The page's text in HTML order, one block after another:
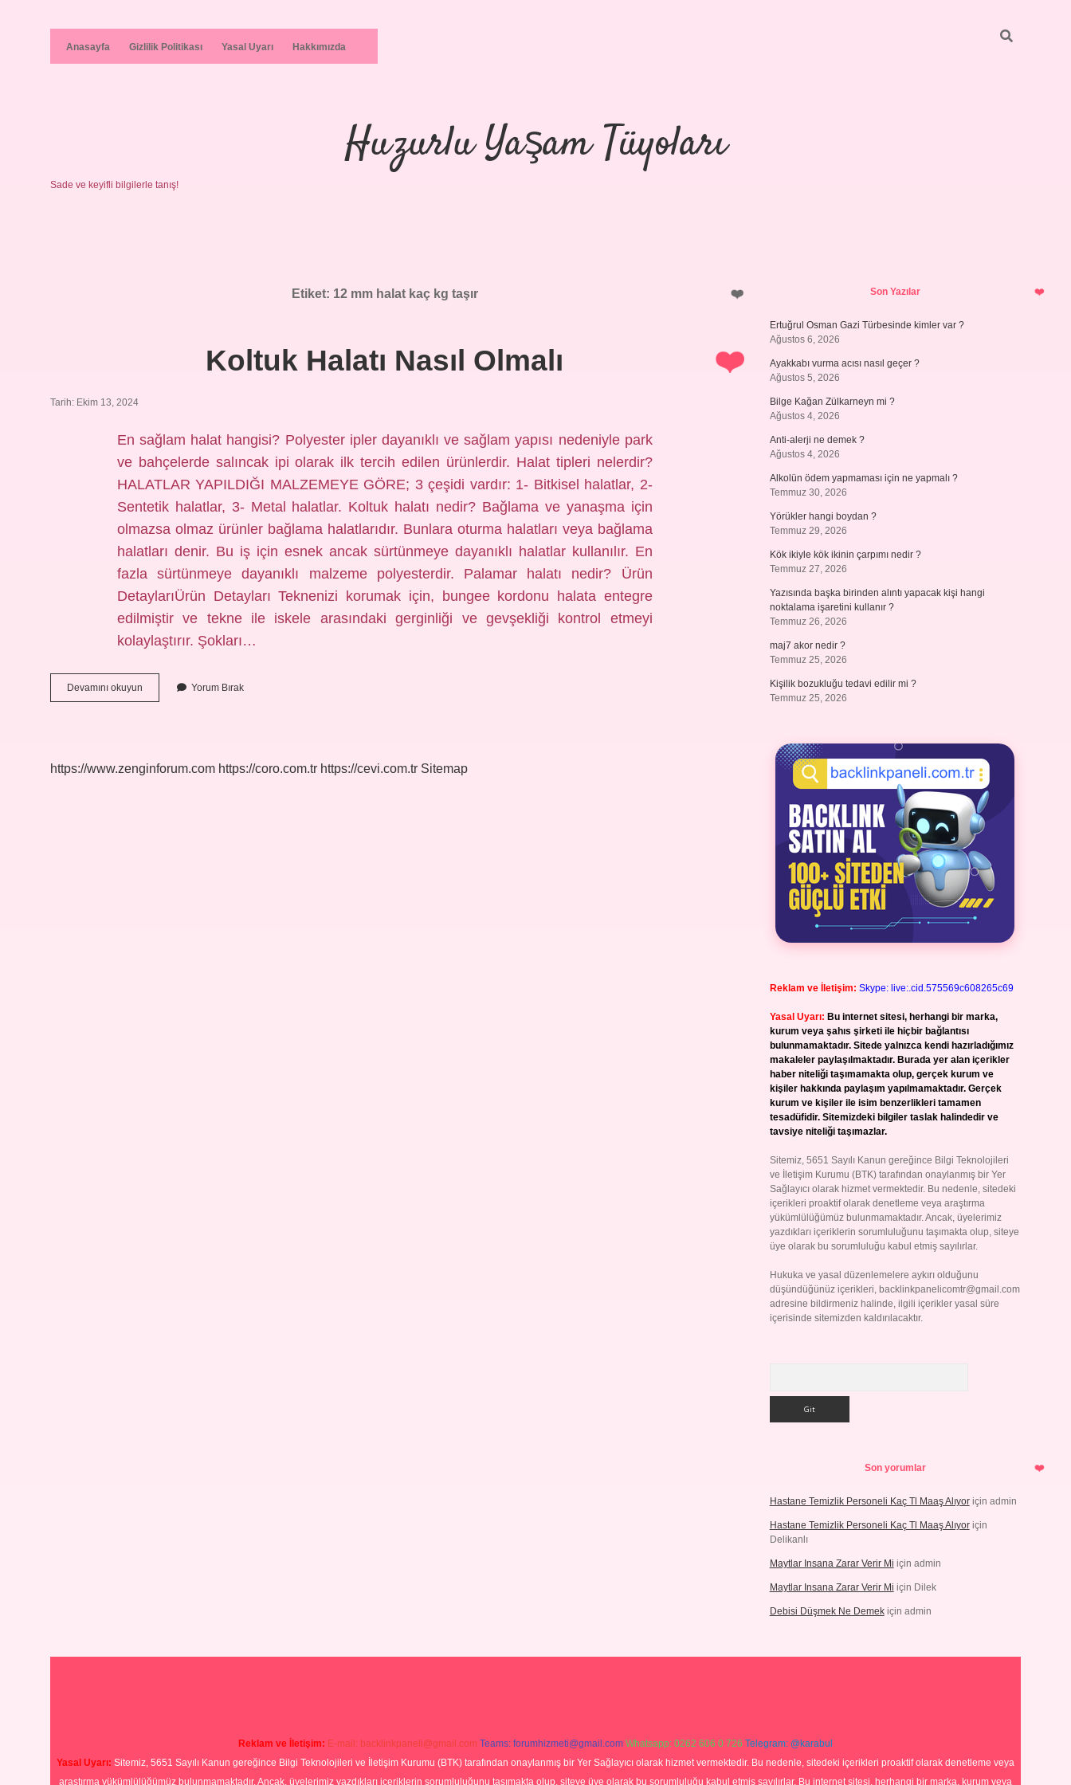
Anasayfa Gizlilik Politikası Yasal Uyarı Hakkımızda
Huzurlu Yaşam Tüyoları
Sade ve keyifli bilgilerle tanış!
Etiket: 12 mm halat kaç kg taşır
Koltuk Halatı Nasıl Olmalı
Tarih: Ekim 13, 2024
En sağlam halat hangisi? Polyester ipler dayanıklı ve sağlam yapısı nedeniyle park
ve bahçelerde salıncak ipi olarak ilk tercih edilen ürünlerdir. Halat tipleri nelerdir?
HALATLAR YAPILDIĞI MALZEMEYE GÖRE; 3 çeşidi vardır: 1- Bitkisel halatlar, 2-
Sentetik halatlar, 3- Metal halatlar. Koltuk halatı nedir? Bağlama ve yanaşma için
olmazsa olmaz ürünler bağlama halatlarıdır. Bunlara oturma halatları veya bağlama
halatları denir. Bu iş için esnek ancak sürtünmeye dayanıklı halatlar kullanılır. En
fazla sürtünmeye dayanıklı malzeme polyesterdir. Palamar halatı nedir? Ürün
DetaylarıÜrün Detayları Teknenizi korumak için, bungee kordonu halata entegre
edilmiştir ve tekne ile iskele arasındaki gerginliği ve gevşekliği kontrol etmeyi
kolaylaştırır. Şokları…
Devamını okuyun
Halatı
Yorum Bırak
https://www.zenginforum.com https://coro.com.tr https://cevi.com.tr Sitemap
SidebarSon Yazılar
Ertuğrul Osman Gazi Türbesinde kimler var ?
Ağustos 6, 2026
Ayakkabı vurma acısı nasıl geçer ?
Ağustos 5, 2026
Bilge Kağan Zülkarneyn mi ?
Ağustos 4, 2026
Anti-alerji ne demek ?
Ağustos 4, 2026
Alkolün ödem yapmaması için ne yapmalı ?
Temmuz 30, 2026
Yörükler hangi boydan ?
Temmuz 29, 2026
Kök ikiyle kök ikinin çarpımı nedir ?
Temmuz 27, 2026
Yazısında başka birinden alıntı yapacak kişi hangi
noktalama işaretini kullanır ?
Temmuz 26, 2026
maj7 akor nedir ?
Temmuz 25, 2026
Kişilik bozukluğu tedavi edilir mi ?
Temmuz 25, 2026
Reklam ve İletişim: Skype: live:.cid.575569c608265c69
Yasal Uyarı: Bu internet sitesi, herhangi bir marka,
kurum veya şahıs şirketi ile hiçbir bağlantısı
bulunmamaktadır. Sitede yalnızca kendi hazırladığımız
makaleler paylaşılmaktadır. Burada yer alan içerikler
haber niteliği taşımamakta olup, gerçek kurum ve
kişiler hakkında paylaşım yapılmamaktadır. Gerçek
kurum ve kişiler ile isim benzerlikleri tamamen
tesadüfidir. Sitemizdeki bilgiler taslak halindedir ve
tavsiye niteliği taşımazlar.
Sitemiz, 5651 Sayılı Kanun gereğince Bilgi Teknolojileri
ve İletişim Kurumu (BTK) tarafından onaylanmış bir Yer
Sağlayıcı olarak hizmet vermektedir. Bu nedenle, sitedeki
içerikleri proaktif olarak denetleme veya araştırma
yükümlülüğümüz bulunmamaktadır. Ancak, üyelerimiz
yazdıkları içeriklerin sorumluluğunu taşımakta olup, siteye
üye olarak bu sorumluluğu kabul etmiş sayılırlar.
Hukuka ve yasal düzenlemelere aykırı olduğunu
düşündüğünüz içerikleri, backlinkpanelicomtr@gmail.com
adresine bildirmeniz halinde, ilgili içerikler yasal süre
içerisinde sitemizden kaldırılacaktır.
Son yorumlar
Hastane Temizlik Personeli Kaç Tl Maaş Alıyoriçin admin
Hastane Temizlik Personeli Kaç Tl Maaş Alıyoriçin
Delikanlı
Maytlar Insana Zarar Verir Mi için admin
Maytlar Insana Zarar Verir Mi için Dilek
Debisi Düşmek Ne Demekiçin admin
Reklam ve İletişim: E-mail: backlinkpaneli@gmail.com Teams: forumhizmeti@gmail.com Whatsapp: 0262 606 0 726 Telegram: @karabul
Yasal Uyarı: Sitemiz, 5651 Sayılı Kanun gereğince Bilgi Teknolojileri ve İletişim Kurumu (BTK) tarafından onaylanmış bir Yer Sağlayıcı olarak hizmet vermektedir. Bu nedenle, sitedeki içerikleri proaktif olarak denetleme veya
araştırma yükümlülüğümüz bulunmamaktadır. Ancak, üyelerimiz yazdıkları içeriklerin sorumluluğunu taşımakta olup, siteye üye olarak bu sorumluluğu kabul etmiş sayılırlar. Bu internet sitesi, herhangi bir marka, kurum veya